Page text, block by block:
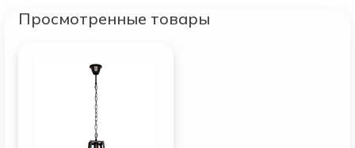
Просмотренные товары